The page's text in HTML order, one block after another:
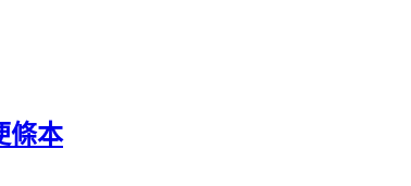
條本